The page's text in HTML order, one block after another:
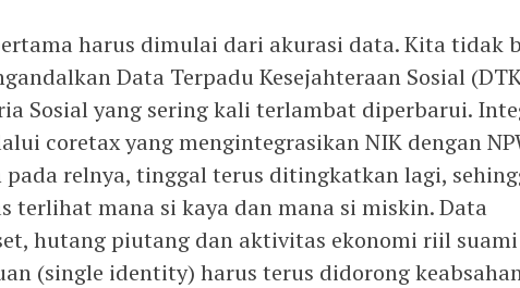
harus dimulai dari akurasi data. Kita tidak
Data Terpadu Kesejahteraan Sosial
Sosial yang sering kali terlambat diperbarui.
coretax yang mengintegrasikan NIK dengan
pada relnya, tinggal terus ditingkatkan lagi,
terlihat mana si kaya dan mana si miskin. Data
hutang piutang dan aktivitas ekonomi riil
(single identity) harus terus didorong